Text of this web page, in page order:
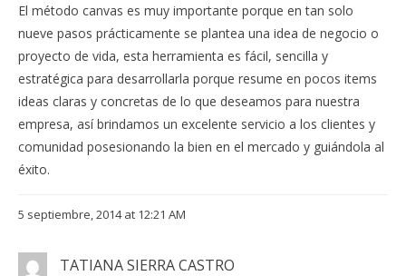
El método canvas es muy importante porque en tan solo
nueve pasos prácticamente se plantea una idea de negocio o
proyecto de vida, esta herramienta es fácil, sencilla y
estratégica para desarrollarla porque resume en pocos items
ideas claras y concretas de lo que deseamos para nuestra
empresa, así brindamos un excelente servicio a los clientes y
comunidad posesionando la bien en el mercado y guiándola al
éxito.
5 septiembre, 2014 at 12:21 AM
TATIANA SIERRA CASTRO